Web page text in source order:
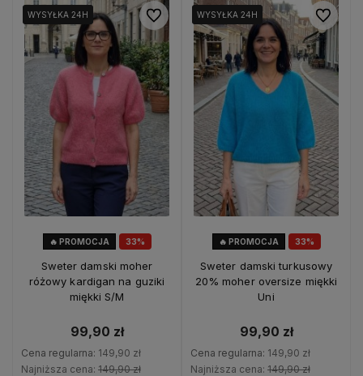
33%
🔥 PROMOCJA
WYSYŁKA 24H
WYSYŁKA 24H
Sweter damski moher
różowy kardigan na guziki
miękki S/M
99,90 zł
Cena regularna: 149,90 zł
Najniższa cena: 149,90 zł
Do ulubionych
33%
🔥 PROMOCJA
WYSYŁKA 24H
WYSYŁKA 24H
Sweter damski turkusowy
20% moher oversize miękki
Uni
99,90 zł
Cena regularna: 149,90 zł
Najniższa cena: 149,90 zł
Do